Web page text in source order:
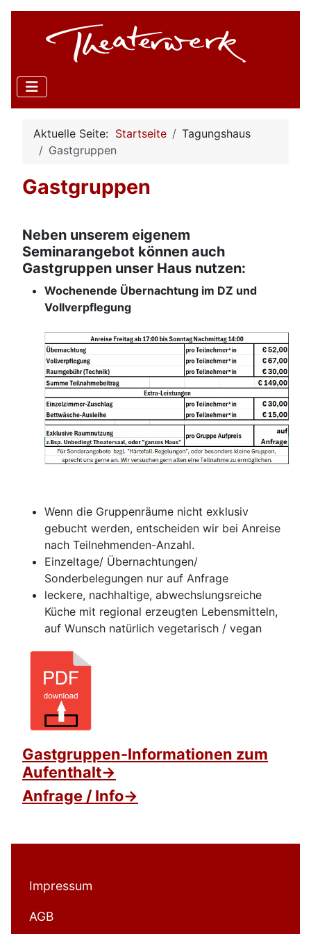
Aktuelle Seite: Startseite
Tagungshaus
Gastgruppen
Gastgruppen
Neben unserem eigenem
Seminarangebot können auch
Gastgruppen unser Haus nutzen:
Wochenende Übernachtung im DZ und
Vollverpflegung
Wenn die Gruppenräume nicht exklusiv
gebucht werden, entscheiden wir bei Anreise
nach Teilnehmenden-Anzahl.
Einzeltage/ Übernachtungen/
Sonderbelegungen nur auf Anfrage
leckere, nachhaltige, abwechslungsreiche
Küche mit regional erzeugten Lebensmitteln,
auf Wunsch natürlich vegetarisch / vegan
Gastgruppen-Informationen zum
Aufenthalt->
Anfrage / Info->
Impressum
AGB